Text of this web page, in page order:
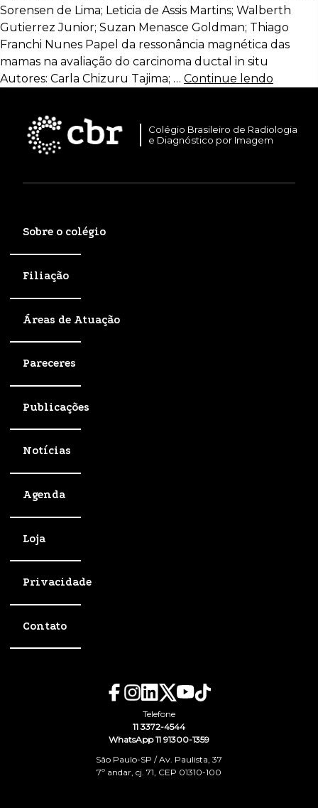
Sorensen de Lima; Leticia de Assis Martins; Walberth
Gutierrez Junior; Suzan Menasce Goldman; Thiago
Franchi Nunes Papel da ressonância magnética das
mamas na avaliação do carcinoma ductal in situ
Autores: Carla Chizuru Tajima; … Continue lendo
Colégio Brasileiro de Radiologia
e Diagnóstico por Imagem
Sobre o colégio
Filiação
Áreas de Atuação
Pareceres
Publicações
Notícias
Agenda
Loja
Privacidade
Contato
Telefone
11 3372-4544
WhatsApp 11 91300-1359
São Paulo-SP / Av. Paulista, 37
7º andar, cj. 71, CEP 01310-100